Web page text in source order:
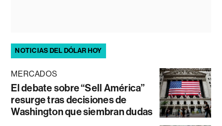
NOTICIAS DEL DÓLAR HOY
MERCADOS
El debate sobre “Sell América”
resurge tras decisiones de
Washington que siembran dudas